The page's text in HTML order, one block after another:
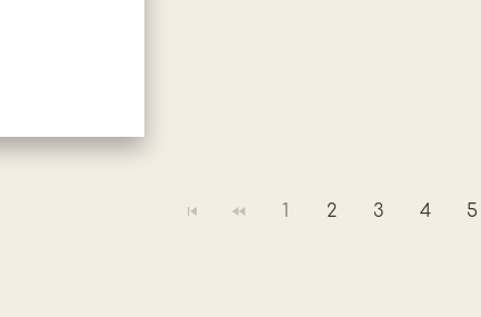
1 2 3 4 5